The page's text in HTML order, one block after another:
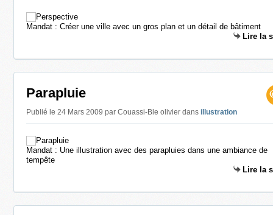
Mandat : Créer une ville avec un gros plan et un détail de bâtiment
Lire la
Parapluie
Publié le 24 Mars 2009 par Couassi-Ble olivier dans illustration
Mandat : Une illustration avec des parapluies dans une ambiance de
tempête
Lire la